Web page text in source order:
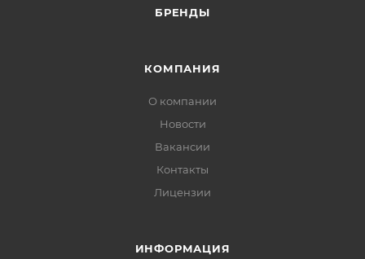
БРЕНДЫ
КОМПАНИЯ
О компании
Новости
Вакансии
Контакты
Лицензии
ИНФОРМАЦИЯ